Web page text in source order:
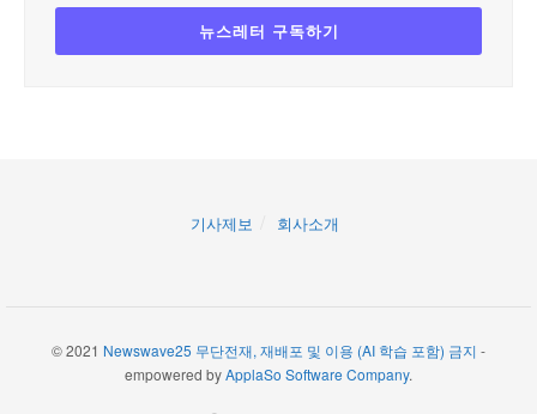
기사제보 회사소개
© 2021 Newswave25 무단전재, 재배포 및 이용 (AI 학습 포함) 금지 -
empowered byApplaSo Software Company.